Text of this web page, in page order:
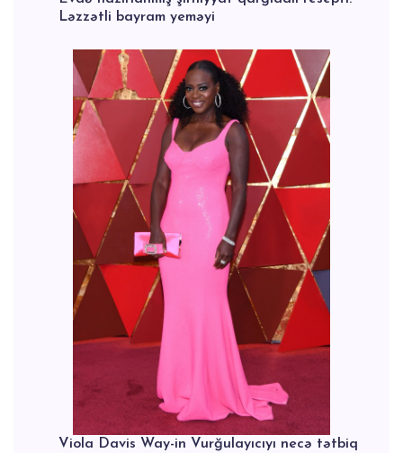
Ləzzətli bayram yeməyi
Viola Davis Way-in Vurğulayıcıyı necə tətbiq